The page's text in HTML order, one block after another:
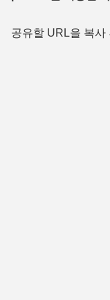
공유할 URL을 복사